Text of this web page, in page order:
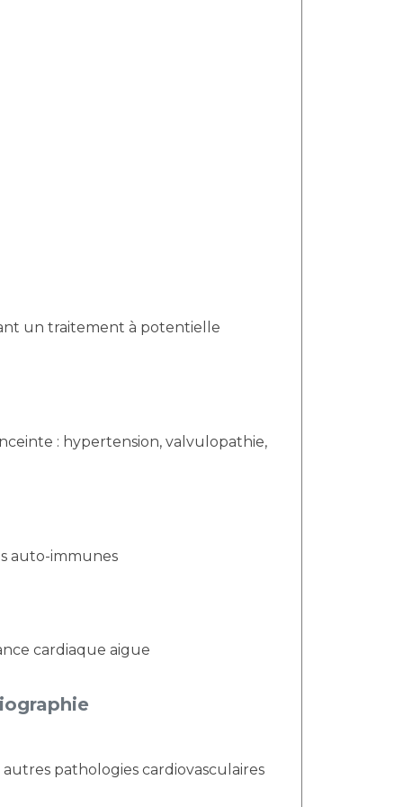
auto-immunes
cardiaque aigue
pathologies cardiovasculaires